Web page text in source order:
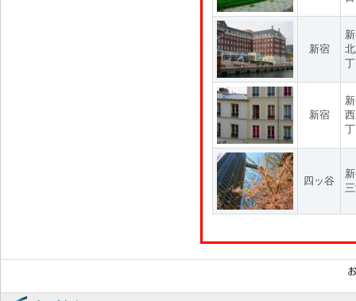
新宿
新宿
四ッ谷